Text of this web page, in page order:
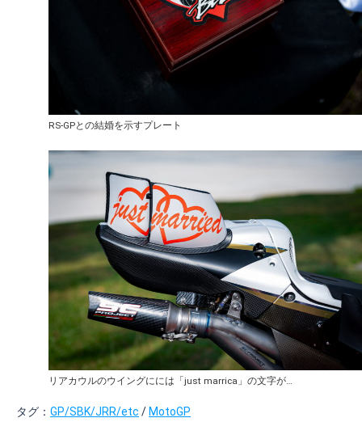
RS-GPとの結婚を示すプレート
リアカウルのウイングにには「just marrica」の文字が…
タグ： GP/SBK/JRR/etc / MotoGP